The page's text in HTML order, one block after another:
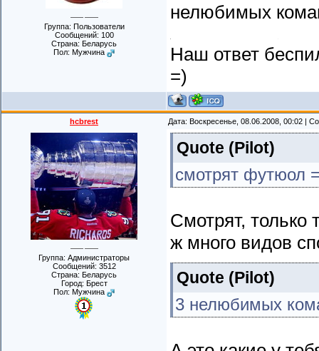
Группа: Пользователи
Сообщений: 100
Страна: Беларусь
Пол: Мужчина
нелюбимых
Наш ответ
=)
hcbrest Дата: Воскресенье, 08.06.2008, 00:02 |
Группа: Администраторы
Сообщений: 3512
Страна: Беларусь
Город: Брест
Пол: Мужчина
Quote (Pilot)
смотрят футюол
Смотрят,
ж много видов
Quote (Pilot)
3 нелюбимых